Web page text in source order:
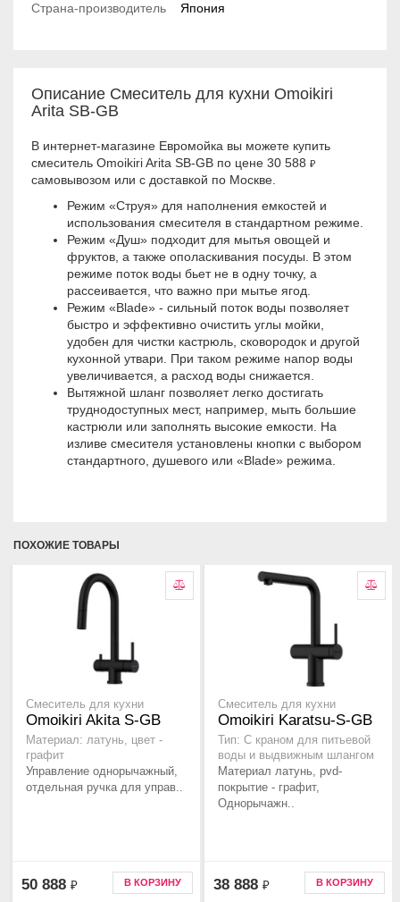
Страна-производитель
Япония
Описание Смеситель для кухни Omoikiri
Arita SB-GB
В интернет-магазине Евромойка вы можете купить
смеситель Omoikiri Arita SB-GB по цене 30 588 ₽
самовывозом или с доставкой по Москве.
Режим «Струя» для наполнения емкостей и
использования смесителя в стандартном режиме.
Режим «Душ» подходит для мытья овощей и
фруктов, а также ополаскивания посуды. В этом
режиме поток воды бьет не в одну точку, а
рассеивается, что важно при мытье ягод.
Режим «Blade» - сильный поток воды позволяет
быстро и эффективно очистить углы мойки,
удобен для чистки кастрюль, сковородок и другой
кухонной утвари. При таком режиме напор воды
увеличивается, а расход воды снижается.
Вытяжной шланг позволяет легко достигать
труднодоступных мест, например, мыть большие
кастрюли или заполнять высокие емкости. На
изливе смесителя установлены кнопки с выбором
стандартного, душевого или «Blade» режима.
ПОХОЖИЕ ТОВАРЫ
Смеситель для кухни
Omoikiri Akita S-GB
Материал: латунь, цвет -
графит
Управление однорычажный,
отдельная ручка для управ..
50 888 ₽ В КОРЗИНУ
Смеситель для кухни
Omoikiri Karatsu-S-GB
Тип: С краном для питьевой
воды и выдвижным шлангом
Материал латунь, pvd-
покрытие - графит,
Однорычажн..
38 888 ₽ В КОРЗИНУ